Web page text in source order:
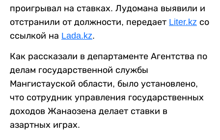
проигрывал на ставках. Лудомана выявили и
отстранили от должности, передает Liter.kz со
ссылкой на Lada.kz.
Как рассказали в департаменте Агентства по
делам государственной службы
Мангистауской области, было установлено,
что сотрудник управления государственных
доходов Жанаозена делает ставки в
азартных играх.